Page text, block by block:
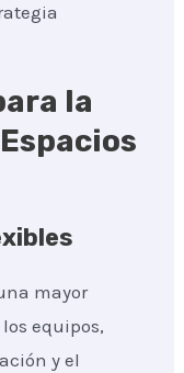
la
mayor
equipos,
y el